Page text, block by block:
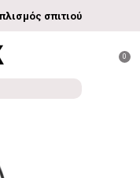
σπιτιού
0